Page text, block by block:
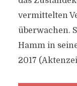
vermittelten
überwachen.
Hamm in
2017